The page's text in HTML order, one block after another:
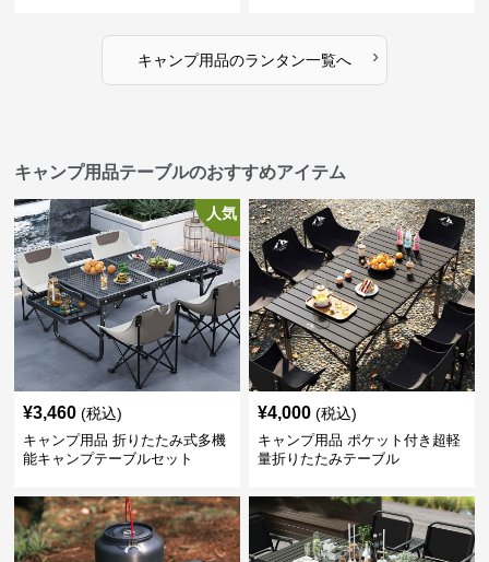
キャンプ用品のランタン一覧へ ›
キャンプ用品テーブルのおすすめアイテム
人気
¥3,460 (税込)
キャンプ用品 折りたたみ式多機
能キャンプテーブルセット
¥4,000 (税込)
キャンプ用品 ポケット付き超軽
量折りたたみテーブル